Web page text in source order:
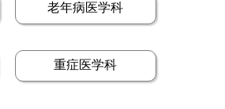
老年病医学科
重症医学科